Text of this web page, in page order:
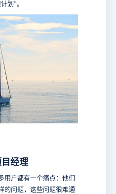
划”。
经理
用户都有一个痛点：他们
的问题，这些问题很难通